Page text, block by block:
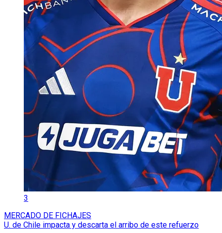
3
MERCADO DE FICHAJES
U. de Chile impacta y descarta el arribo de este refuerzo